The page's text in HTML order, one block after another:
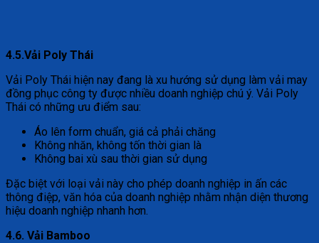
4.5.Vải Poly Thái
Vải Poly Thái hiện nay đang là xu hướng sử dụng làm vải may
đồng phục công ty được nhiều doanh nghiệp chú ý. Vải Poly
Thái có những ưu điểm sau:
Áo lên form chuẩn, giá cả phải chăng
Không nhăn, không tốn thời gian là
Không bai xù sau thời gian sử dụng
Đặc biệt với loại vải này cho phép doanh nghiệp in ấn các
thông điệp, văn hóa của doanh nghiệp nhằm nhận diện thương
hiệu doanh nghiệp nhanh hơn.
4.6. Vải Bamboo